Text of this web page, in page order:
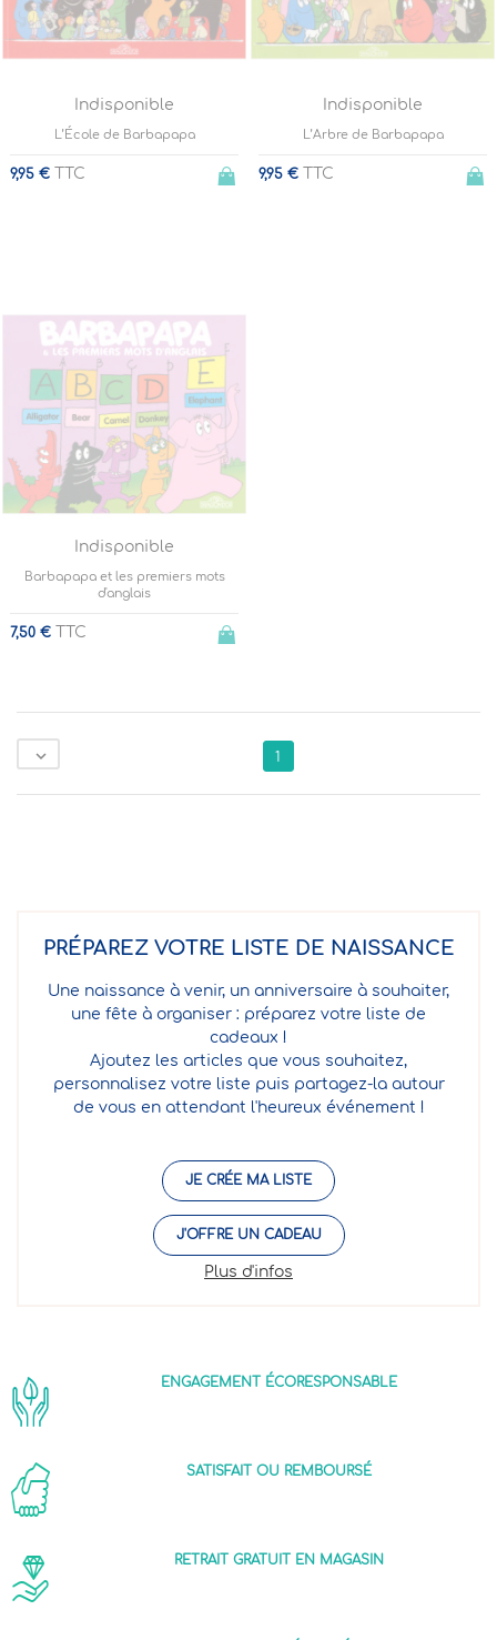
Indisponible
L’École de Barbapapa
9,95 € TTC
Indisponible
L’Arbre de Barbapapa
9,95 € TTC
Indisponible
Barbapapa et les premiers mots
d'anglais
7,50 € TTC
 1
PRÉPAREZ VOTRE LISTE DE NAISSANCE
Une naissance à venir, un anniversaire à souhaiter,
une fête à organiser : préparez votre liste de
cadeaux !
Ajoutez les articles que vous souhaitez,
personnalisez votre liste puis partagez-la autour
de vous en attendant l'heureux événement !
JE CRÉE MA LISTE
J'OFFRE UN CADEAU
Plus d'infos
ENGAGEMENT ÉCORESPONSABLE
SATISFAIT OU REMBOURSÉ
RETRAIT GRATUIT EN MAGASIN